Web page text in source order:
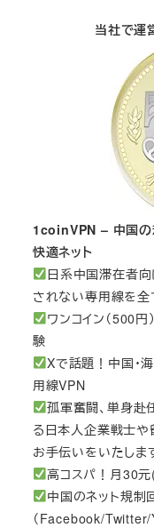
当社で運
1coinVPN – 中国の
快適ネット
日系中国滞在者向
されない専用線を全
ワンコイン（500円
験
Xで話題！中国・
用線VPN
孤軍奮闘、単身赴
る日本人企業戦士
お手伝いをいたしま
高コスパ！月30
中国のネット規制
（Facebook/